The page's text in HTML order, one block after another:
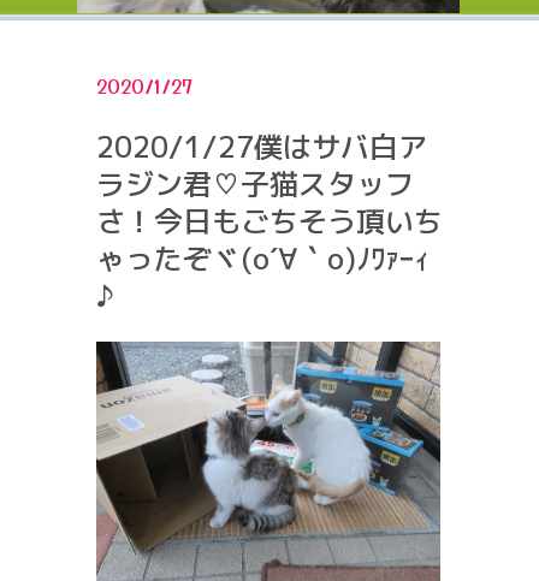
2020/1/27
2020/1/27僕はサバ白ア
ラジン君♡子猫スタッフ
さ！今日もごちそう頂いち
ゃったぞヾ(o´∀｀o)ﾉﾜｧｰｨ
♪